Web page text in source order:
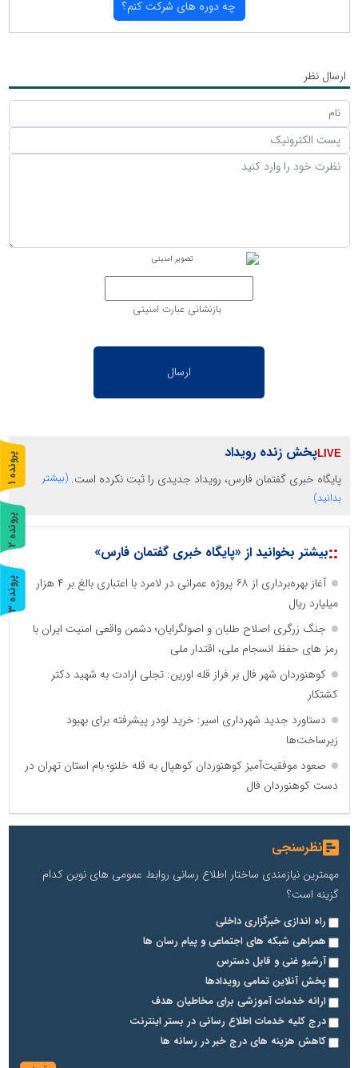
چه دوره های شركت كنم؟
ارسال نظر
بازنشانی عبارت امنیتی
پخش زنده رویداد
پایگاه خبری گفتمان فارس، رویداد جدیدی را ثبت نکرده است. (بیشتر
بدانید)
::بیشتر بخوانید از «پایگاه خبری گفتمان فارس»
آغاز بهره‌برداری از ۶۸ پروژه عمرانی در لامرد با اعتباری بالغ بر ۴ هزار
میلیارد ریال
جنگ زرگری اصلاح طلبان و اصولگرایان؛ دشمن واقعی امنیت ایران با
رمز های حفظ انسجام ملی، اقتدار ملی
کوهنوردان شهر فال بر فراز قله اورین: تجلی ارادت به شهید دکتر
کشتکار
دستاورد جدید شهرداری اسیر: خرید لودر پیشرفته برای بهبود
زیرساخت‌ها
صعود موفقیت‌آمیز کوهنوردان کوهپال به قله خلنو؛ بام استان تهران در
دست کوهنوردان فال
نظرسنجی
مهمترین نیازمندی ساختار اطلاع رسانی روابط عمومی های نوین کدام
گزینه است؟
راه اندازی خبرگزاری داخلی
همراهی شبکه های اجتماعی و پیام رسان ها
آرشیو غنی و قابل دسترس
پخش آنلاین تمامی رویدادها
ارائه خدمات آموزشی برای مخاطیان هدف
درج کلیه خدمات اطلاع رسانی در بستر اینترنت
کاهش هزینه های درج خبر در رسانه ها
پ
ر
و
ن
د
ه
1
پ
ر
و
ن
د
ه
2
پ
ر
و
ن
د
ه
3